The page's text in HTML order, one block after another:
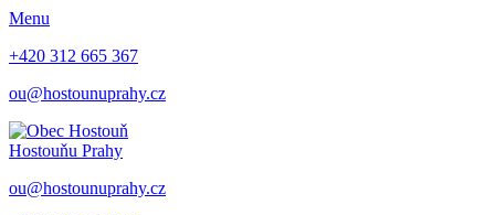
Menu
+420 312 665 367
ou@hostounuprahy.cz
Hostouňu Prahy
ou@hostounuprahy.cz